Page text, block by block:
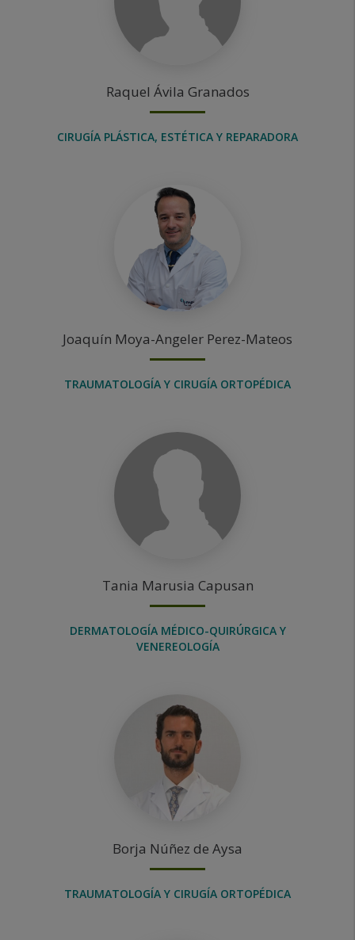
Raquel Ávila Granados
CIRUGÍA PLÁSTICA, ESTÉTICA Y REPARADORA
Joaquín Moya-Angeler Perez-Mateos
TRAUMATOLOGÍA Y CIRUGÍA ORTOPÉDICA
Tania Marusia Capusan
DERMATOLOGÍA MÉDICO-QUIRÚRGICA Y
VENEREOLOGÍA
Borja Núñez de Aysa
TRAUMATOLOGÍA Y CIRUGÍA ORTOPÉDICA